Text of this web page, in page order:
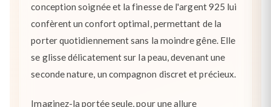
conception soignée et la finesse de l'argent 925 lui
confèrent un confort optimal, permettant de la
porter quotidiennement sans la moindre gêne. Elle
se glisse délicatement sur la peau, devenant une
seconde nature, un compagnon discret et précieux.
Imaginez-la portée seule, pour une allure